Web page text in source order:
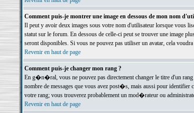
Comment puis-je montrer une image en dessous de mon nom
Il peut y avoir deux images sous votre nom d'utilisateur lorsque vous
statut sur le forum. En dessous de celle-ci peut se trouver une image
seront disponibles. Si vous ne pouvez pas utiliser un avatar, cela
Revenir en haut de page
Comment puis-je changer mon rang ?
En g�n�ral, vous ne pouvez pas directement changer le titre d'un
nombre de messages que vous avez post�s, mais aussi pour
votre rang; vous trouverez probablement un mod�rateur ou
Revenir en haut de page